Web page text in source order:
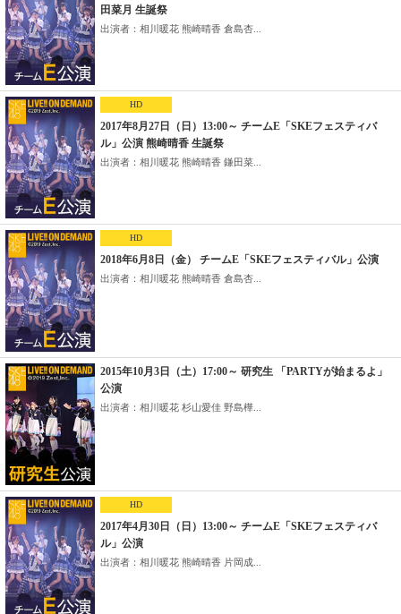
田菜月 生誕祭
出演者：相川暖花 熊崎晴香 倉島杏...
HD
2017年8月27日（日）13:00～ チームE「SKEフェスティバ
ル」公演 熊崎晴香 生誕祭
出演者：相川暖花 熊崎晴香 鎌田菜...
HD
2018年6月8日（金） チームE「SKEフェスティバル」公演
出演者：相川暖花 熊崎晴香 倉島杏...
2015年10月3日（土）17:00～ 研究生 「PARTYが始まるよ」
公演
出演者：相川暖花 杉山愛佳 野島樺...
HD
2017年4月30日（日）13:00～ チームE「SKEフェスティバ
ル」公演
出演者：相川暖花 熊崎晴香 片岡成...